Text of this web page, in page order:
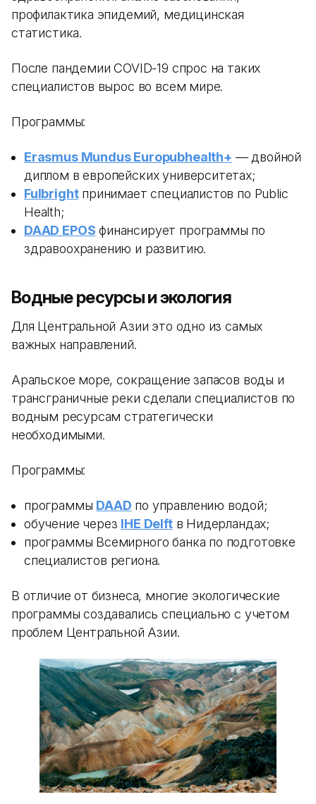
профилактика эпидемий, медицинская
статистика.
После пандемии COVID-19 спрос на таких
специалистов вырос во всем мире.
Программы:
Erasmus Mundus Europubhealth+ — двойной
диплом в европейских университетах;
Fulbrightпринимает специалистов по Public
Health;
DAAD EPOS финансирует программы по
здравоохранению и развитию.
Водные ресурсы и экология
Для Центральной Азии это одно из самых
важных направлений.
Аральское море, сокращение запасов воды и
трансграничные реки сделали специалистов по
водным ресурсам стратегически
необходимыми.
Программы:
программы DAAD по управлению водой;
обучение через IHE Delftв Нидерландах;
программы Всемирного банка по подготовке
специалистов региона.
В отличие от бизнеса, многие экологические
программы создавались специально с учетом
проблем Центральной Азии.